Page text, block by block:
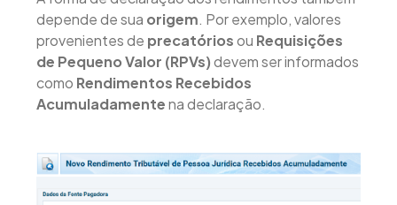
depende de sua origem. Por exemplo, valores
provenientes de precatóriosou Requisições
de Pequeno Valor (RPVs)devem ser informados
como Rendimentos Recebidos
Acumuladamentena declaração.